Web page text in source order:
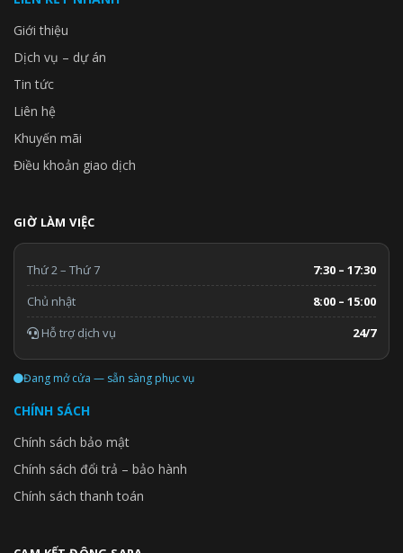
Giới thiệu
Dịch vụ – dự án
Tin tức
Liên hệ
Khuyến mãi
Điều khoản giao dịch
GIỜ LÀM VIỆC
Thứ 2 – Thứ 7
7:30 – 17:30
Chủ nhật
8:00 – 15:00
Hỗ trợ dịch vụ
24/7
Đang mở cửa — sẵn sàng phục vụ
CHÍNH SÁCH
Chính sách bảo mật
Chính sách đổi trả – bảo hành
Chính sách thanh toán